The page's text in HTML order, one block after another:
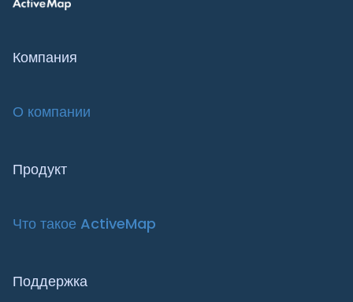
Компания
О компании
Продукт
Что такое ActiveMap
Поддержка